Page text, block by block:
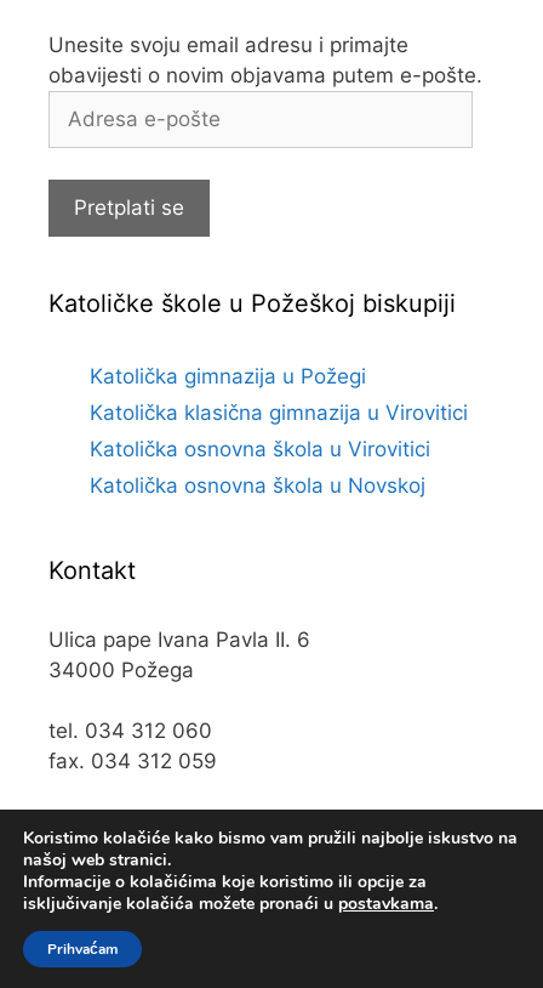
Unesite svoju email adresu i primajte
obavijesti o novim objavama putem e-pošte.
Adresa
Pretplati se
Katoličke škole u Požeškoj biskupiji
Katolička gimnazija u Požegi
Katolička klasična gimnazija u Virovitici
Katolička osnovna škola u Virovitici
Katolička osnovna škola u Novskoj
Kontakt
Ulica pape Ivana Pavla II. 6
34000 Požega
tel. 034 312 060
fax. 034 312 059
Koristimo kolačiće kako bismo vam pružili najbolje iskustvo na
našoj web stranici.
Informacije o kolačićima koje koristimo ili opcije za
isključivanje kolačića možete pronaći u postavkama.
Prihvaćam